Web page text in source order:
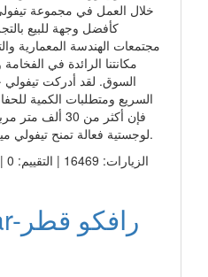
خلال العمل في مجموعة
كأفضل وجهة للبيع
مجتمعات الهندسة المعمارية
مكانتنا الرائدة في
السوق. لقد أدركت تيفولي
السريع ومتطلبات الكمية
فإن أكثر من
لوجستية فعالة تمنح تيفولي ميزة في طلب السوق في قطر.
الزيارات: 16469 | التقييم: 0 | المقيّمين: 0 | المدينة
RAFCO qatar-رافكو قطر